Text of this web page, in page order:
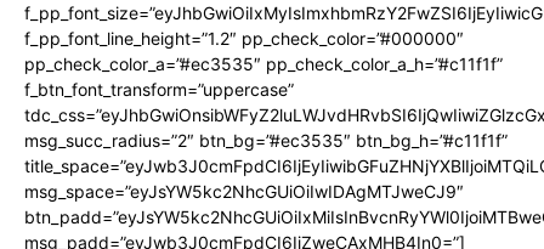
f_pp_font_line_height=”1.2″ pp_check_color=”#000000″
pp_check_color_a=”#ec3535″ pp_check_color_a_h=”#c11f1f”
f_btn_font_transform=”uppercase”
msg_succ_radius=”2″ btn_bg=”#ec3535″ btn_bg_h=”#c11f1f”
msg_space=”eyJsYW5kc2NhcGUiOiIwIDAgMTJweCJ9″
msg_padd=”eyJwb3J0cmFpdCI6IjZweCAxMHB4In0=”]